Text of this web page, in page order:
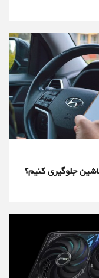
جلوگیری کنیم؟